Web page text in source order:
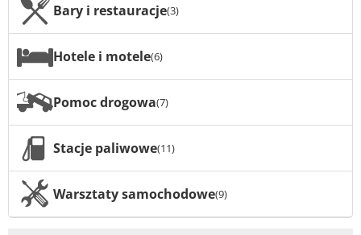
Bary i restauracje(3)
Hotele i motele(6)
Pomoc drogowa(7)
Stacje paliwowe(11)
Warsztaty samochodowe(9)